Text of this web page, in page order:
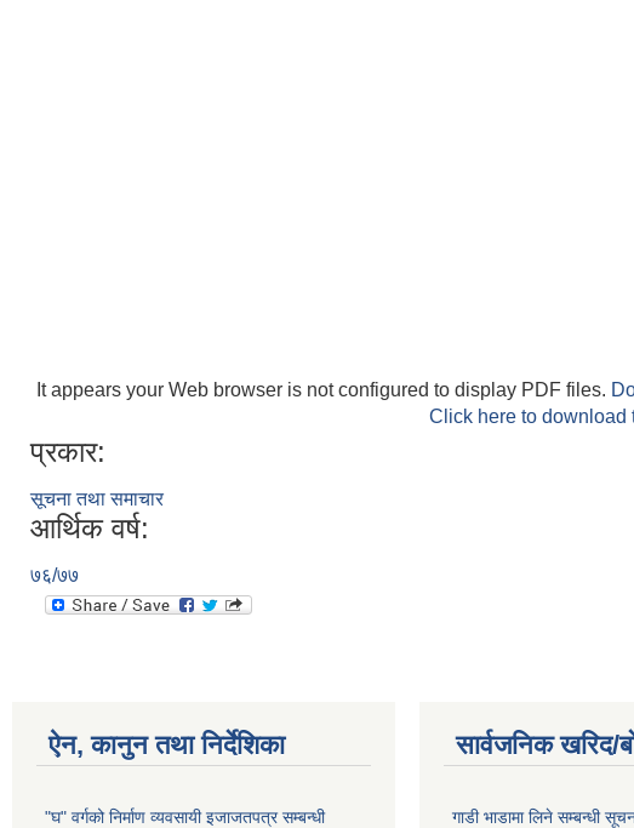
It appears your Web browser is not configured to display PDF files.
Click here to download
प्रकार:
सूचना तथा समाचार
आर्थिक वर्ष:
७६/७७
ऐन, कानुन तथा निर्देशिका
"घ" वर्गको निर्माण व्यवसायी इजाजतपत्र सम्बन्धी
सार्वजनिक खरिद/
गाडी भाडामा लिने सम्बन्धी